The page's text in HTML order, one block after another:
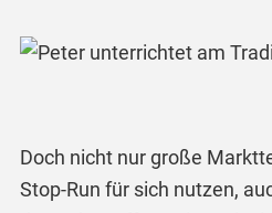
Doch nicht nur große
Stop-Run für sich nutzen,